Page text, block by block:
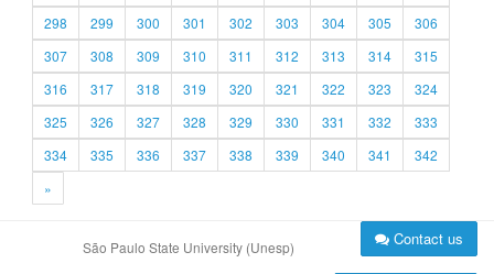
298
299 300 301 302 303 304 305
306
307
308 309 310 311 312 313 314
315
316
317 318 319 320 321 322 323
324
325
326 327 328 329 330 331 332
333
334
335 336 337 338 339 340 341
342
»
São Paulo State University (Unesp) Contact us